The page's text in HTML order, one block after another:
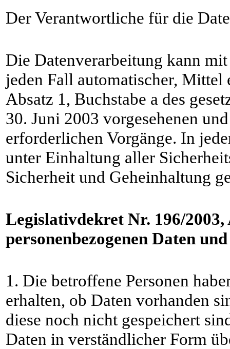
Der Verantwortliche für die
Die Datenverarbeitung kann
jeden Fall automatischer,
Absatz 1, Buchstabe a des
30. Juni 2003 vorgesehenen
erforderlichen Vorgänge. In
unter Einhaltung aller
Sicherheit und Geheinhaltung
Legislativdekret Nr. 196/
personenbezogenen Daten
1. Die betroffene Personen
erhalten, ob Daten vorhanden
diese noch nicht gespeichert
Daten in verständlicher Form